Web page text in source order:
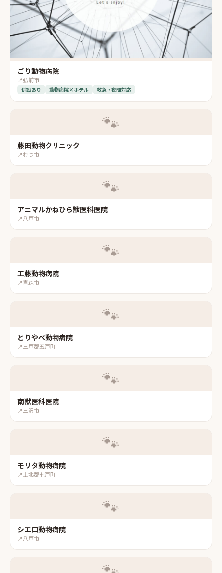
ごり動物病院
📍弘前市
併設あり 動物病院×ホテル 救急・夜間対応
🐾
藤田動物クリニック
📍むつ市
🐾
アニマルかねひら獣医科医院
📍八戸市
🐾
工藤動物病院
📍青森市
🐾
とりやべ動物病院
📍三戸郡五戸町
🐾
南獣医科医院
📍三沢市
🐾
モリタ動物病院
📍上北郡七戸町
🐾
シエロ動物病院
📍八戸市